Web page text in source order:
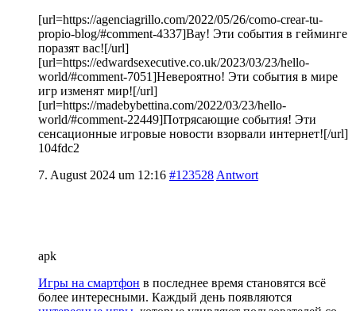
[url=https://agenciagrillo.com/2022/05/26/como-crear-tu-
propio-blog/#comment-4337]Вау! Эти события в гейминге
поразят вас![/url]
[url=https://edwardsexecutive.co.uk/2023/03/23/hello-
world/#comment-7051]Невероятно! Эти события в мире
игр изменят мир![/url]
[url=https://madebybettina.com/2022/03/23/hello-
world/#comment-22449]Потрясающие события! Эти
сенсационные игровые новости взорвали интернет![/url]
104fdc2
7. August 2024 um 12:16 #123528 Antwort
apk
Игры на смартфон в последнее время становятся всё
более интересными. Каждый день появляются